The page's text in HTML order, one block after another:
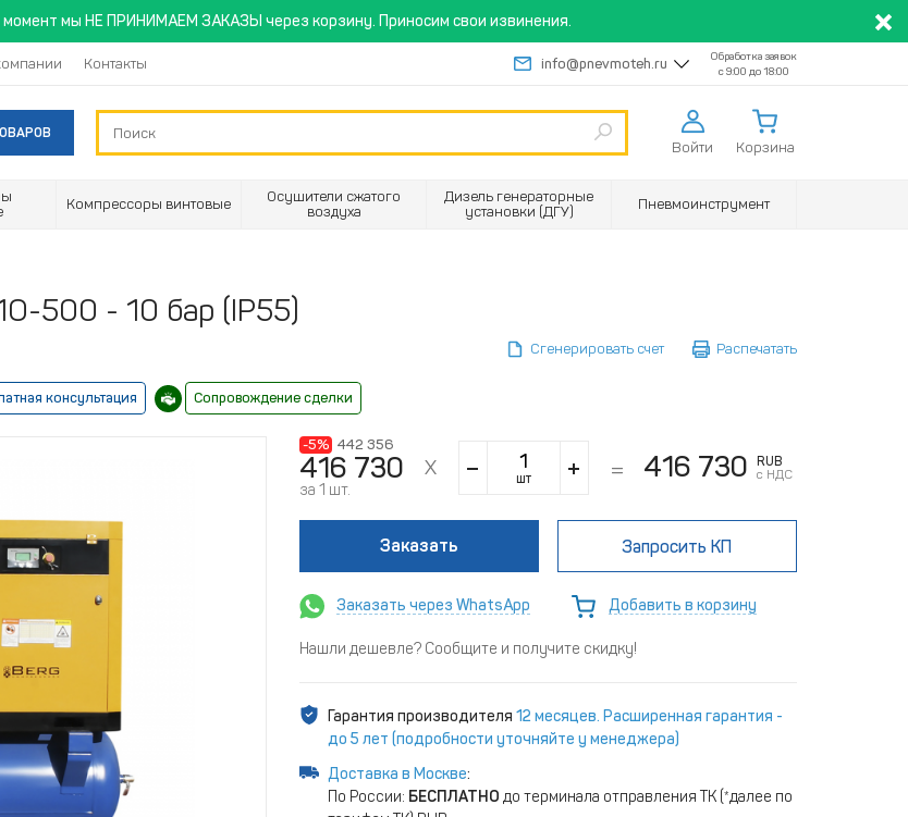
мы НЕ ПРИНИМАЕМ ЗАКАЗЫ через корзину. Приносим свои извинения.
Контакты info@pnevmoteh.ru
Обработка заявок
с 9:00 до 18:00
Войти Корзина
Компрессоры винтовые
Осушители сжатого
воздуха
Дизель генераторные
установки (ДГУ)
Пневмоинструмент
500 - 10 бар (IP55)
Сгенерировать счет Распечатать
консультация Сопровождение сделки
-5% 442 356
416 730
за 1 шт.
шт 416 730
RUB
с НДС
Заказать Запросить КП
Заказать через WhatsApp Добавить в корзину
Нашли дешевле? Сообщите и получите скидку!
Гарантия производителя 12 месяцев. Расширенная гарантия -
до 5 лет (подробности уточняйте у менеджера)
Доставка в Москве:
По России: БЕСПЛАТНО до терминала отправления ТК (*далее по